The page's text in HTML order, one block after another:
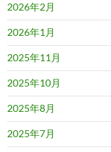
2026年2月
2026年1月
2025年11月
2025年10月
2025年8月
2025年7月